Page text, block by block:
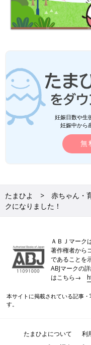
妊娠日数や生
妊娠中から
無
たまひよ 赤ちゃん・
クになりました！
ＡＢＪマーク
著作権者から
であることを
ABJマークの
はこちら→
本サイトに掲載されている記事
す。
たまひよについて 利